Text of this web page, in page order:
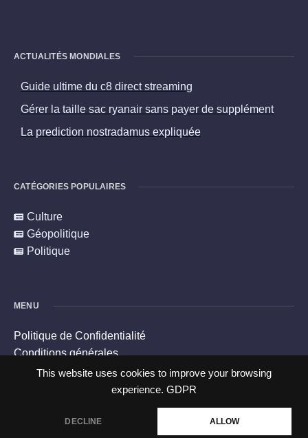
This website uses cookies to improve your browsing
experience. GDPR
DECLINE ALLOW
ACTUALITÉS MONDIALES
Guide ultime du c8 direct streaming
Gérer la taille sac ryanair sans payer de supplément
La prediction nostradamus expliquée
CATÉGORIES POPULAIRES
Culture
Géopolitique
Politique
MENU
Politique de Confidentialité
Conditions générales
Politique en matière de cookies